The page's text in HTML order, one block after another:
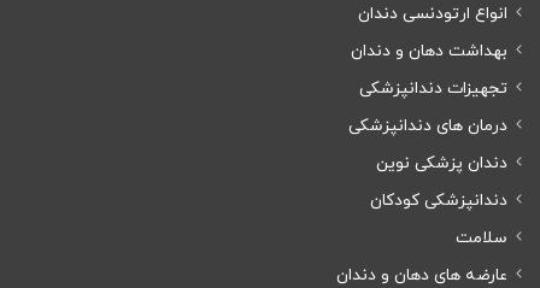
انواع ارتودنسی دندان
بهداشت دهان و دندان
تجهیزات دندانپزشکی
درمان های دندانپزشکی
دندان پزشکی نوین
دندانپزشکی کودکان
سلامت
عارضه های دهان و دندان